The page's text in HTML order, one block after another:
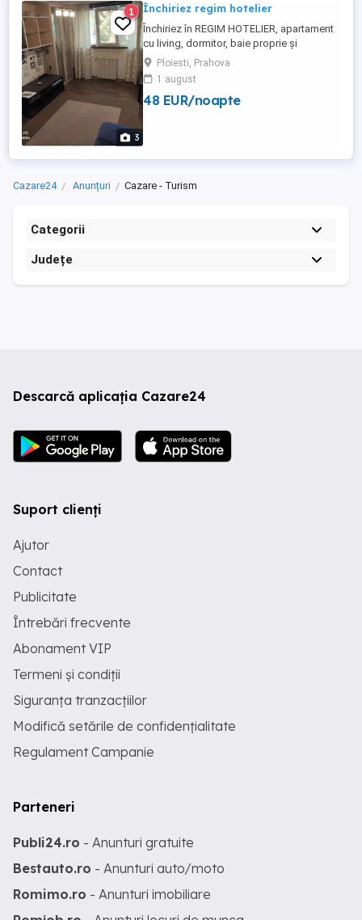
3
1 Închiriez regim hotelier
Închiriez în REGIM HOTELIER, apartament
cu living, dormitor, baie proprie și
bucătărie,Et.1,pe spate,în zona Mihai
Bravu,aveți lângă farmacie, bancă,
piața,statie autobuz, supermarket Pretul
pe noapte 250 de lei pentru 3persoane
Ploiesti, Prahova
1 august
48 EUR/noapte
Cazare24 Anunțuri Cazare - Turism
Categorii
Județe
Descarcă aplicația Cazare24
Suport clienți
Ajutor
Contact
Publicitate
Întrebări frecvente
Abonament VIP
Termeni și condiții
Siguranța tranzacțiilor
Modifică setările de confidențialitate
Regulament Campanie
Parteneri
Publi24.ro - Anunturi gratuite
Bestauto.ro - Anunturi auto/moto
Romimo.ro - Anunturi imobiliare